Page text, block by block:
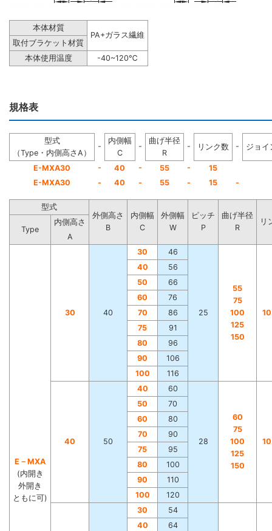
本体材質
PA+ガラス繊維
取付ブラケット材質
本体使用温度
-40~120℃
規格表
型式
（Type・内側高さA）
-
内側幅
C
-
曲げ半径
R
- リンク数 - ジョイ
E-MXA30 - 40 - 55 -
15
E-MXA30
- 40 - 55 - 15 -
型式
外側高さ
B
内側幅
C
外側幅
W
ピッチ
P
曲げ半径
R
リ
Type
内側高さ
A
E－MXA
(内開き
外開き
ともに可)
30 40
30 46
25
55
75
100
125
150
40
56
50
66
60
76
70
86
75
91
80
96
90
106
100
116
40 50
40 60
28
60
75
100
125
150
50
70
60
80
70
90
75
95
80
100
90
110
100
120
30 54
40
64